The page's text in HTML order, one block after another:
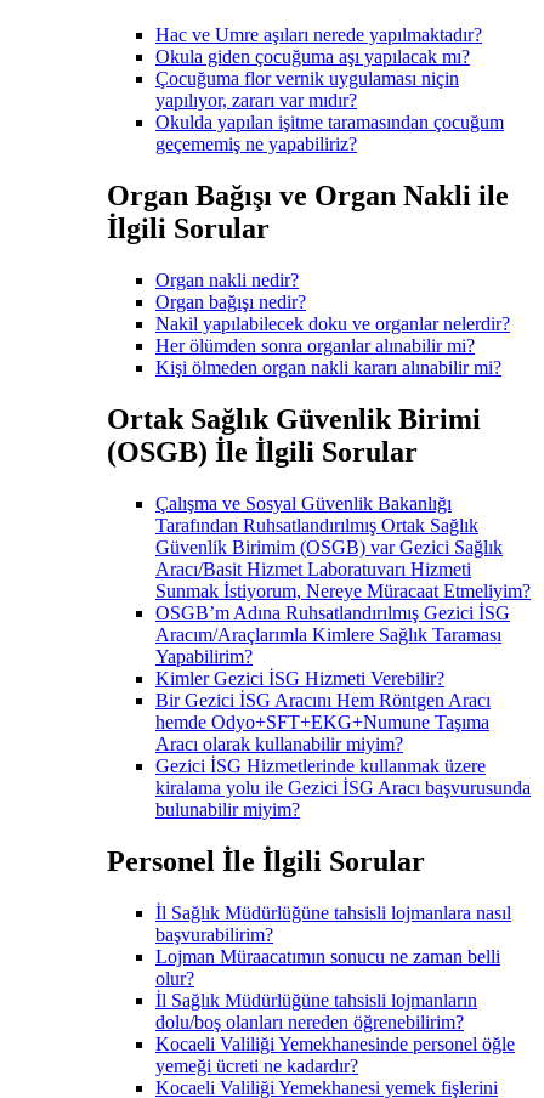
Hac ve Umre aşıları nerede yapılmaktadır?
Okula giden çocuğuma aşı yapılacak mı?
Çocuğuma flor vernik uygulaması niçin
yapılıyor, zararı var mıdır?
Okulda yapılan işitme taramasından çocuğum
geçememiş ne yapabiliriz?
Organ Bağışı ve Organ Nakli ile
İlgili Sorular
Organ nakli nedir?
Organ bağışı nedir?
Nakil yapılabilecek doku ve organlar nelerdir?
Her ölümden sonra organlar alınabilir mi?
Kişi ölmeden organ nakli kararı alınabilir mi?
Ortak Sağlık Güvenlik Birimi
(OSGB) İle İlgili Sorular
Çalışma ve Sosyal Güvenlik Bakanlığı
Tarafından Ruhsatlandırılmış Ortak Sağlık
Güvenlik Birimim (OSGB) var Gezici Sağlık
Aracı/Basit Hizmet Laboratuvarı Hizmeti
Sunmak İstiyorum, Nereye Müracaat Etmeliyim?
OSGB’m Adına Ruhsatlandırılmış Gezici İSG
Aracım/Araçlarımla Kimlere Sağlık Taraması
Yapabilirim?
Kimler Gezici İSG Hizmeti Verebilir?
Bir Gezici İSG Aracını Hem Röntgen Aracı
hemde Odyo+SFT+EKG+Numune Taşıma
Aracı olarak kullanabilir miyim?
Gezici İSG Hizmetlerinde kullanmak üzere
kiralama yolu ile Gezici İSG Aracı başvurusunda
bulunabilir miyim?
Personel İle İlgili Sorular
İl Sağlık Müdürlüğüne tahsisli lojmanlara nasıl
başvurabilirim?
Lojman Müraacatımın sonucu ne zaman belli
olur?
İl Sağlık Müdürlüğüne tahsisli lojmanların
dolu/boş olanları nereden öğrenebilirim?
Kocaeli Valiliği Yemekhanesinde personel öğle
yemeği ücreti ne kadardır?
Kocaeli Valiliği Yemekhanesi yemek fişlerini